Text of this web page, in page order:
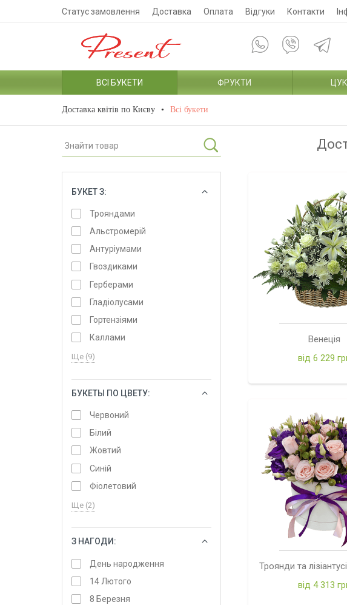
Статус замовлення Доставка Оплата Відгуки Контакти
ВСІ БУКЕТИ ФРУКТИ
Доставка квітів по Києву Всі букети
БУКЕТ З:
Трояндами
Альстромерій
Антуріумами
Гвоздиками
Герберами
Гладіолусами
Гортензіями
Каллами
Ще (9)
БУКЕТЫ ПО ЦВЕТУ:
Червоний
Білий
Жовтий
Синій
Фіолетовий
Ще (2)
З НАГОДИ:
День народження
14 Лютого
8 Березня
Венеція
від 6 229
Троянди та
від 4 313